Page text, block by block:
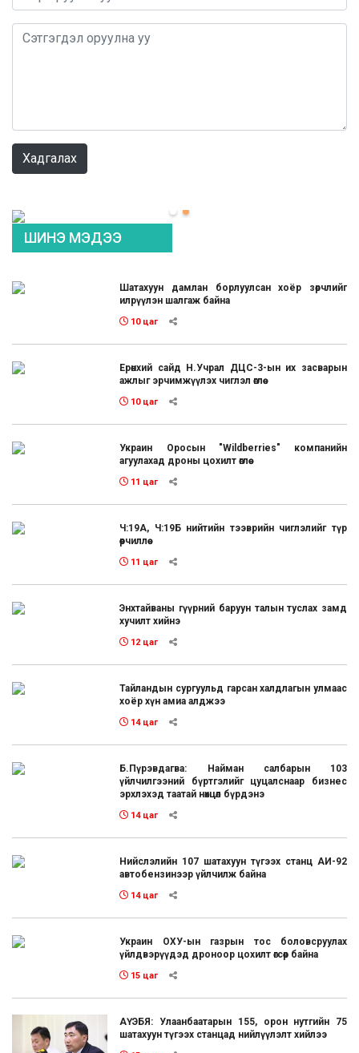
Хадгалах
ШИНЭ МЭДЭЭ
Шатахуун дамлан борлуулсан хоёр зөрчлийг
илрүүлэн шалгаж байна
10 цаг
Ерөнхий сайд Н.Учрал ДЦС-3-ын их засварын
ажлыг эрчимжүүлэх чиглэл өглөө
10 цаг
Украин Оросын "Wildberries" компанийн
агуулахад дроны цохилт өглөө
11 цаг
Ч:19А, Ч:19Б нийтийн тээврийн чиглэлийг түр
өөрчиллөө
11 цаг
Энхтайваны гүүрний баруун талын туслах замд
хучилт хийнэ
12 цаг
Тайландын сургуульд гарсан халдлагын улмаас
хоёр хүн амиа алджээ
14 цаг
Б.Пүрэвдагва: Найман салбарын 103
үйлчилгээний бүртгэлийг цуцалснаар бизнес
эрхлэхэд таатай нөхцөл бүрдэнэ
14 цаг
Нийслэлийн 107 шатахуун түгээх станц АИ-92
автобензинээр үйлчилж байна
14 цаг
Украин ОХУ-ын газрын тос боловсруулах
үйлдвэрүүдэд дроноор цохилт өгсөөр байна
15 цаг
АҮЭБЯ: Улаанбаатарын 155, орон нутгийн 75
шатахуун түгээх станцад нийлүүлэлт хийлээ